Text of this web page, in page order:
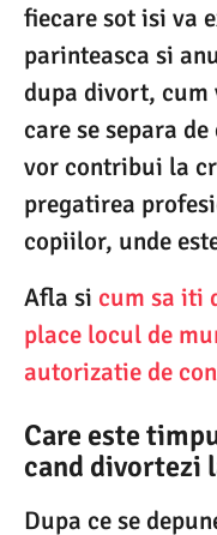
fiecare sot isi va
parinteasca si
dupa divort,
care se separa
vor contribui la
pregatirea
copiilor, unde
Afla si cum sa iti
place locul de
autorizatie de
Care este
cand divortezi
Dupa ce se